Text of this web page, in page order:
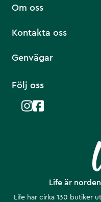
Life är
Life har cirka 130 butiker
Om oss
Kontakta oss
Genvägar
Följ oss